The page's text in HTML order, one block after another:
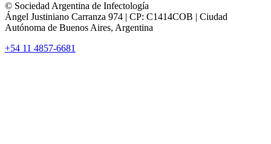
© Sociedad Argentina de Infectología
Ángel Justiniano Carranza 974 | CP: C1414COB | Ciudad
Autónoma de Buenos Aires, Argentina
+54 11 4857-6681